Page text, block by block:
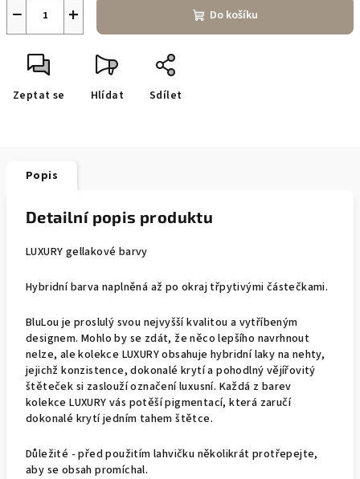
+
− Do košíku
Zeptat se Hlídat Sdílet
Popis
Detailní popis produktu
LUXURY gellakové barvy
Hybridní barva naplněná až po okraj třpytivými částečkami.
BluLou je proslulý svou nejvyšší kvalitou a vytříbeným
designem. Mohlo by se zdát, že něco lepšího navrhnout
nelze, ale kolekce LUXURY obsahuje hybridní laky na nehty,
jejichž konzistence, dokonalé krytí a pohodlný vějířovitý
štěteček si zaslouží označení luxusní. Každá z barev
kolekce LUXURY vás potěší pigmentací, která zaručí
dokonalé krytí jedním tahem štětce.
Důležité - před použitím lahvičku několikrát protřepejte,
aby se obsah promíchal.